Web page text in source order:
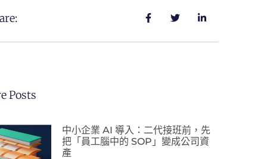
Posts
中小企業 AI 導入：二代接班前，先
把「員工腦中的 SOP」變成公司資
產